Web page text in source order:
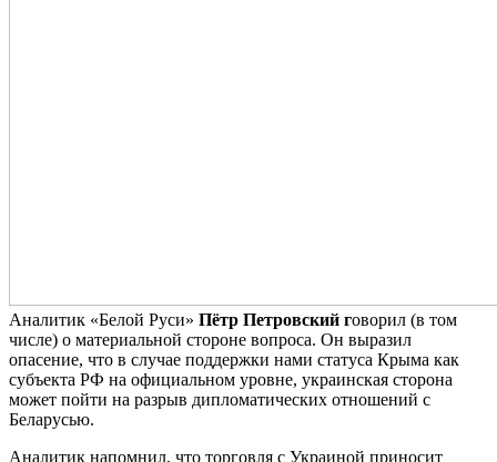
Аналитик «Белой Руси» Пётр Петровский говорил (в том
числе) о материальной стороне вопроса. Он выразил
опасение, что в случае поддержки нами статуса Крыма как
субъекта РФ на официальном уровне, украинская сторона
может пойти на разрыв дипломатических отношений с
Беларусью.
Аналитик напомнил, что торговля с Украиной приносит